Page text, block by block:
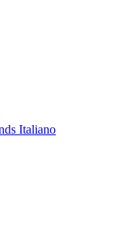
Italiano